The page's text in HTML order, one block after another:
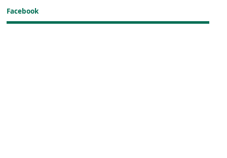
Facebook